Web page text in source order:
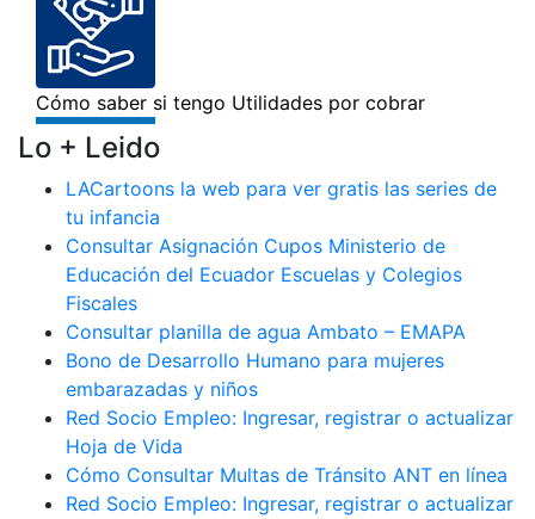
Lo + Leido
LACartoons la web para ver gratis las series de
tu infancia
Consultar Asignación Cupos Ministerio de
Educación del Ecuador Escuelas y Colegios
Fiscales
Consultar planilla de agua Ambato – EMAPA
Bono de Desarrollo Humano para mujeres
embarazadas y niños
Red Socio Empleo: Ingresar, registrar o actualizar
Hoja de Vida
Cómo Consultar Multas de Tránsito ANT en línea
Red Socio Empleo: Ingresar, registrar o actualizar